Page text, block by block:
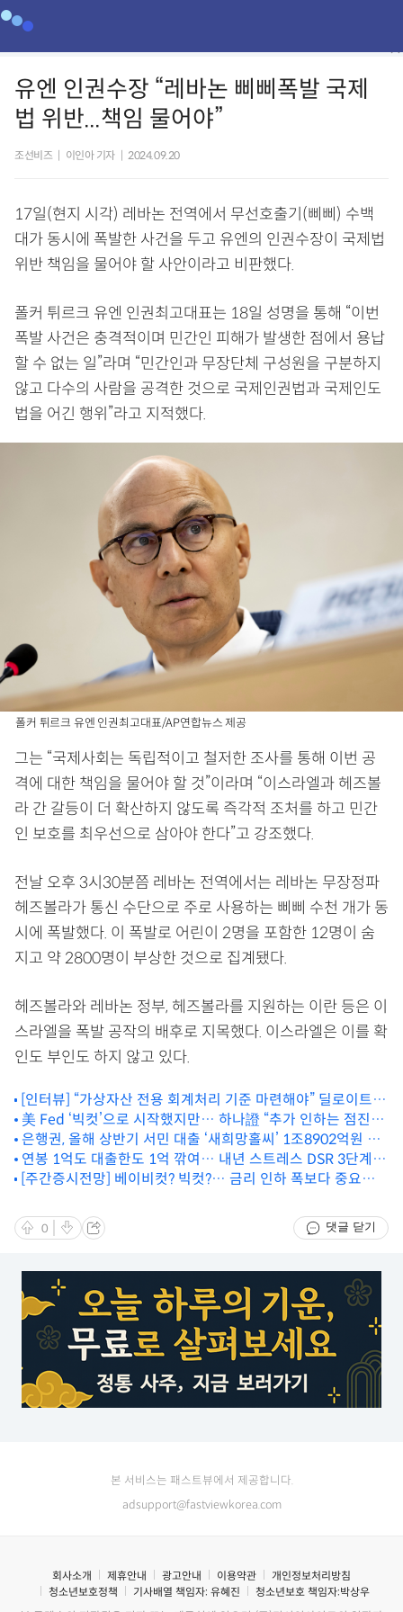
유엔 인권수장 “레바논 삐삐폭발 국제
법 위반...책임 물어야”
조선비즈 이인아 기자 2024.09.20
17일(현지 시각) 레바논 전역에서 무선호출기(삐삐) 수백
대가 동시에 폭발한 사건을 두고 유엔의 인권수장이 국제법
위반 책임을 물어야 할 사안이라고 비판했다.
폴커 튀르크 유엔 인권최고대표는 18일 성명을 통해 “이번
폭발 사건은 충격적이며 민간인 피해가 발생한 점에서 용납
할 수 없는 일”라며 “민간인과 무장단체 구성원을 구분하지
않고 다수의 사람을 공격한 것으로 국제인권법과 국제인도
법을 어긴 행위”라고 지적했다.
폴커 튀르크 유엔 인권최고대표/AP연합뉴스 제공
그는 “국제사회는 독립적이고 철저한 조사를 통해 이번 공
격에 대한 책임을 물어야 할 것”이라며 “이스라엘과 헤즈볼
라 간 갈등이 더 확산하지 않도록 즉각적 조처를 하고 민간
인 보호를 최우선으로 삼아야 한다”고 강조했다.
전날 오후 3시30분쯤 레바논 전역에서는 레바논 무장정파
헤즈볼라가 통신 수단으로 주로 사용하는 삐삐 수천 개가 동
시에 폭발했다. 이 폭발로 어린이 2명을 포함한 12명이 숨
지고 약 2800명이 부상한 것으로 집계됐다.
헤즈볼라와 레바논 정부, 헤즈볼라를 지원하는 이란 등은 이
스라엘을 폭발 공작의 배후로 지목했다. 이스라엘은 이를 확
인도 부인도 하지 않고 있다.
[인터뷰] “가상자산 전용 회계처리 기준 마련해야” 딜로이트안
진 김경호 디지털자산센터장
美 Fed ‘빅컷’으로 시작했지만… 하나證 “추가 인하는 점진적
전망”
은행권, 올해 상반기 서민 대출 ‘새희망홀씨’ 1조8902억원 공
급
연봉 1억도 대출한도 1억 깎여… 내년 스트레스 DSR 3단계
시행
[주간증시전망] 베이비컷? 빅컷?… 금리 인하 폭보다 중요한
0 댓글 닫기
본 서비스는 패스트뷰에서 제공합니다.
adsupport@fastviewkorea.com
회사소개 제휴안내 광고안내 이용약관
개인정보처리방침
청소년보호정책
기사배열 책임자: 유혜진 청소년보호 책임자:박상우